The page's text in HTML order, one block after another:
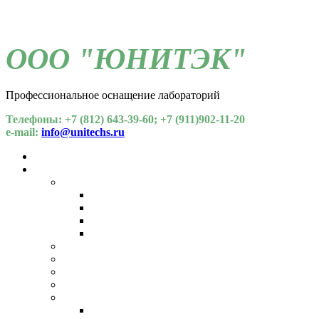
ООО "ЮНИТЭК"
Профессиональное оснащение лабораторий
Телефоны: +7 (812) 643-39-60; +7 (911)902-11-20
e-mail: info@unitechs.ru